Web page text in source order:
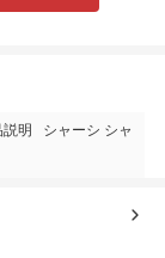
説明 シャーシ シャ